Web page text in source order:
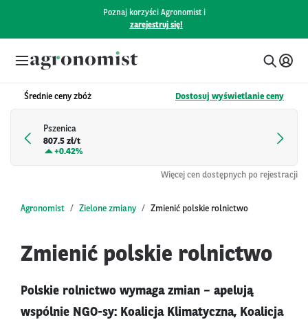
Poznaj korzyści Agronomist i
zarejestruj się!
Średnie ceny zbóż Dostosuj wyświetlanie ceny
Pszenica
807.5 zł/t
+0.42%
Więcej cen dostępnych po rejestracji
Agronomist Zielone zmiany Zmienić polskie rolnictwo
Zmienić polskie rolnictwo
Polskie rolnictwo wymaga zmian – apelują
wspólnie NGO-sy: Koalicja Klimatyczna, Koalicja